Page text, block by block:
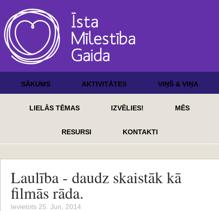
SĀKUMS AKTIVITĀTES VIŅŠ & VIŅA
LIELĀS TĒMAS IZVĒLIES! MĒS
RESURSI KONTAKTI
Laulība - daudz skaistāk kā
filmās rāda.
Ievietots 25. Jun, 2014